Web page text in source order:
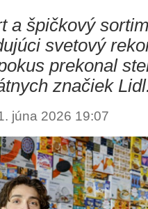
a špičkový
svetový
prekonal
značiek
júna 2026 19:07